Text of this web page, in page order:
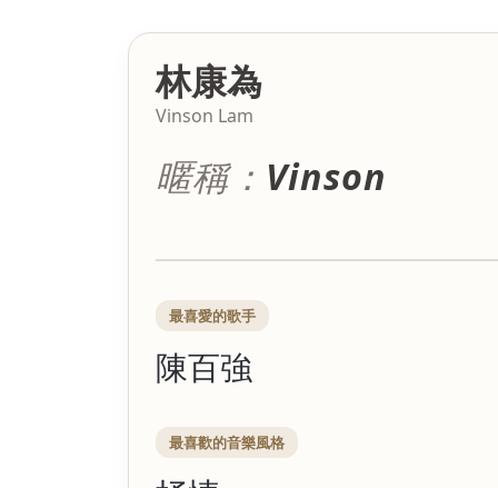
林康為
Vinson Lam
暱稱： Vinson
最喜愛的歌手
陳百強
最喜歡的音樂風格